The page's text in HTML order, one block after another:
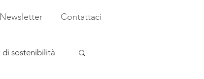
Newsletter Contattaci
di sostenibilità